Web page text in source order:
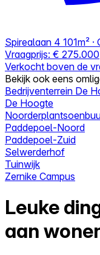
Spirealaan 4 101m²
Vraagprijs: € 275.000
Verkocht boven de
Bekijk ook eens
Bedrijventerrein De
De Hoogte
Paddepoel-Noord
Paddepoel-Zuid
Selwerderhof
Tuinwijk
Zernike Campus
Leuke
aan